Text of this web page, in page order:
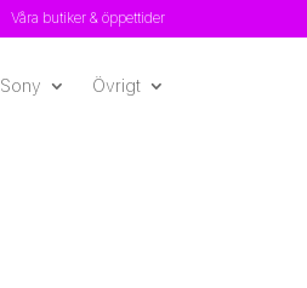
Våra butiker & öppettider
Sony Övrigt